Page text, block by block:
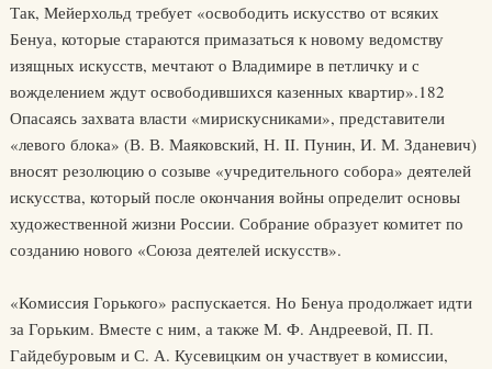
Так, Мейерхольд требует «освободить искусство от всяких
Бенуа, которые стараются примазаться к новому ведомству
изящных искусств, мечтают о Владимире в петличку и с
вожделением ждут освободившихся казенных квартир».182
Опасаясь захвата власти «мирискусниками», представители
«левого блока» (В. В. Маяковский, Н. II. Пунин, И. М. Зданевич)
вносят резолюцию о созыве «учредительного собора» деятелей
искусства, который после окончания войны определит основы
художественной жизни России. Собрание образует комитет по
созданию нового «Союза деятелей искусств».
«Комиссия Горького» распускается. Но Бенуа продолжает идти
за Горьким. Вместе с ним, а также М. Ф. Андреевой, П. П.
Гайдебуровым и С. А. Кусевицким он участвует в комиссии,